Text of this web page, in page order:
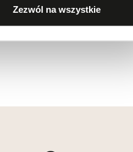
Zezwól na wszystkie